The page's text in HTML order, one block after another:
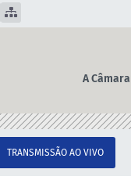
A Câmara
TRANSMISSÃO AO VIVO